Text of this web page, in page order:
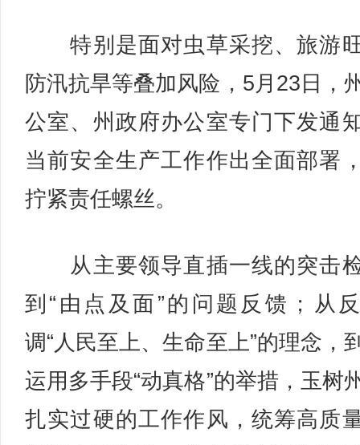
特别是面对虫草采挖、旅游
防汛抗旱等叠加风险，5月23日，
公室、州政府办公室专门下发通
当前安全生产工作作出全面部署
拧紧责任螺丝。
从主要领导直插一线的突击
到“由点及面”的问题反馈；从
调“人民至上、生命至上”的理念，
运用多手段“动真格”的举措，玉树
扎实过硬的工作作风，统筹高质